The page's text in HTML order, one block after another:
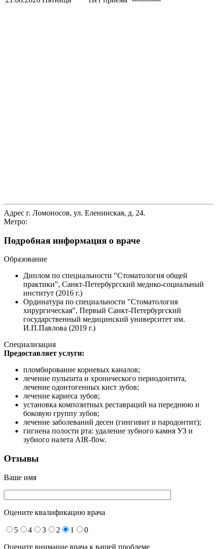
Адрес г. Ломоносов, ул. Еленинская, д. 24.
Метро:
Подробная информация о враче
Образование
Диплом по специальности "Стоматология общей
практики", Санкт-Петербургский медико-социальный
институт (2016 г.)
Ординатура по специальности "Стоматология
хирургическая", Первый Санкт-Петербургский
государственный медицинский университет им.
И.П.Павлова (2019 г.)
Специализация
Предоставляет услуги:
пломбирование корневых каналов;
лечение пульпита и хронического периодонтита,
лечение одонтогенных кист зубов;
лечение кариеса зубов;
установка композитных реставраций на переднюю и
боковую группу зубов;
лечение заболеваний десен (гингивит и пародонтит);
гигиена полости рта: удаление зубного камня УЗ и
зубного налета AIR-flow.
Отзывы
Ваше имя
Оцените квалификацию врача
5 4 3 2 1 0
Оцените внимание врача к вашей проблеме